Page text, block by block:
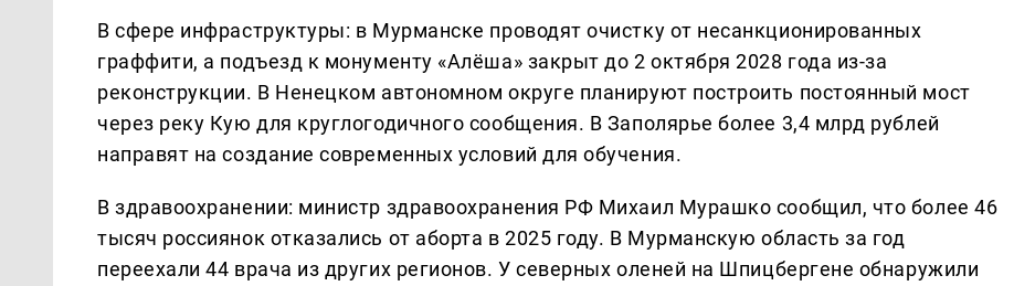
В сфере инфраструктуры: в Мурманске проводят очистку от несанкционированных
граффити, а подъезд к монументу «Алёша» закрыт до 2 октября 2028 года из-за
реконструкции. В Ненецком автономном округе планируют построить постоянный мост
через реку Кую для круглогодичного сообщения. В Заполярье более 3,4 млрд рублей
направят на создание современных условий для обучения.
В здравоохранении: министр здравоохранения РФ Михаил Мурашко сообщил, что более 46
тысяч россиянок отказались от аборта в 2025 году. В Мурманскую область за год
переехали 44 врача из других регионов. У северных оленей на Шпицбергене обнаружили